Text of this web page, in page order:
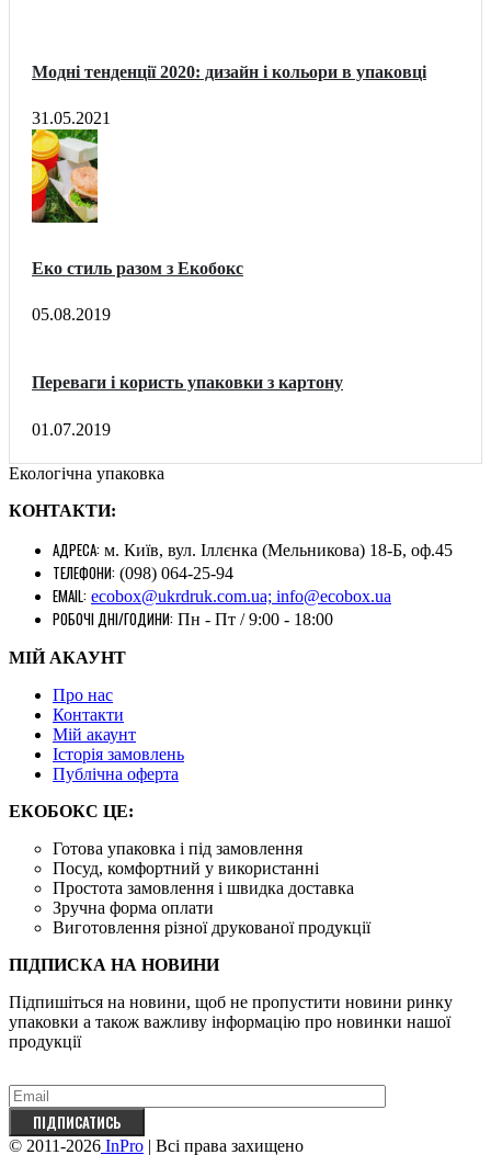
Модні тенденції 2020: дизайн і кольори в упаковці
31.05.2021
Еко стиль разом з Екобокс
05.08.2019
Переваги і користь упаковки з картону
01.07.2019
Екологічна упаковка
КОНТАКТИ:
АДРЕСА: м. Київ, вул. Іллєнка (Мельникова) 18-Б, оф.45
ТЕЛЕФОНИ: (098) 064-25-94
EMAIL: ecobox@ukrdruk.com.ua; info@ecobox.ua
РОБОЧІ ДНІ/ГОДИНИ: Пн - Пт / 9:00 - 18:00
МІЙ АКАУНТ
Про нас
Контакти
Mій акаунт
Історія замовлень
Публічна оферта
ЕКОБОКС ЦЕ:
Готова упаковка і під замовлення
Посуд, комфортний у використанні
Простота замовлення і швидка доставка
Зручна форма оплати
Виготовлення різної друкованої продукції
ПІДПИСКА НА НОВИНИ
Підпишіться на новини, щоб не пропустити новини ринку
упаковки а також важливу ​​інформацію про новинки нашої
продукції
© 2011-2026 InPro | Всі права захищено